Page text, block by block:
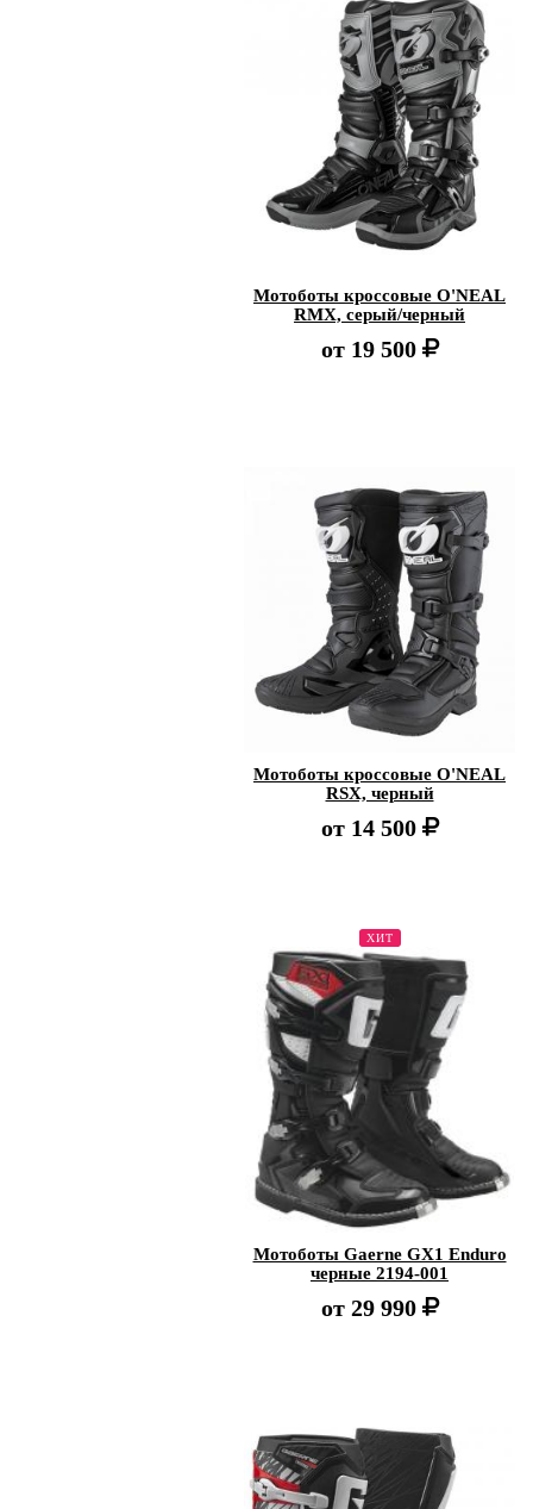
Мотоботы кроссовые O'NEAL
RMX, серый/черный
от 19 500
Мотоботы кроссовые O'NEAL
RSX, черный
от 14 500
ХИТ
Мотоботы Gaerne GX1 Enduro
черные 2194-001
от 29 990